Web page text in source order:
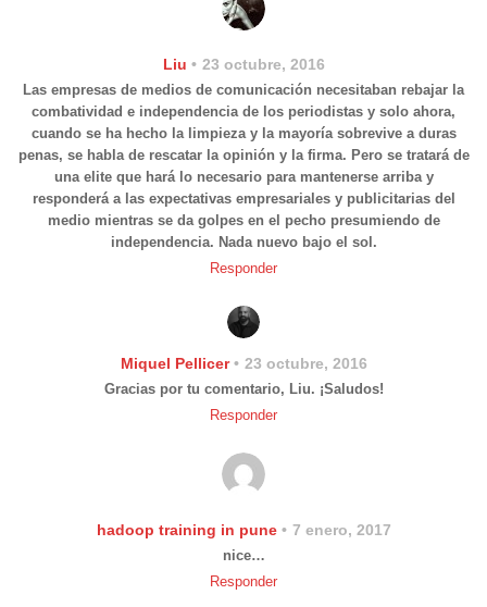
Liu 23 octubre, 2016
Las empresas de medios de comunicación necesitaban rebajar la
combatividad e independencia de los periodistas y solo ahora,
cuando se ha hecho la limpieza y la mayoría sobrevive a duras
penas, se habla de rescatar la opinión y la firma. Pero se tratará de
una elite que hará lo necesario para mantenerse arriba y
responderá a las expectativas empresariales y publicitarias del
medio mientras se da golpes en el pecho presumiendo de
independencia. Nada nuevo bajo el sol.
Responder
Miquel Pellicer 23 octubre, 2016
Gracias por tu comentario, Liu. ¡Saludos!
Responder
hadoop training in pune 7 enero, 2017
nice…
Responder